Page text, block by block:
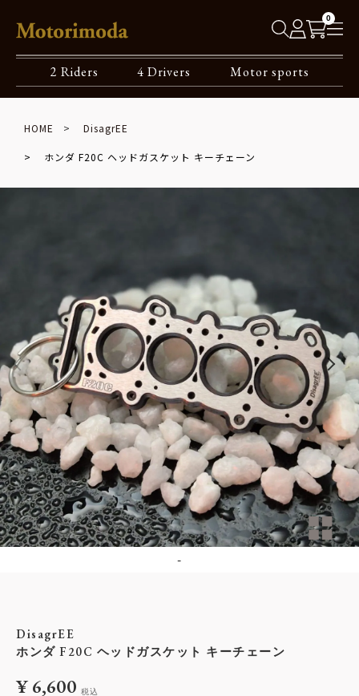
0
2 Riders 4 Drivers Motor sports
HOME DisagrEE
ホンダ F20C ヘッドガスケット キーチェーン
-
DisagrEE
ホンダ F20C ヘッドガスケット キーチェーン
¥6,600 税込